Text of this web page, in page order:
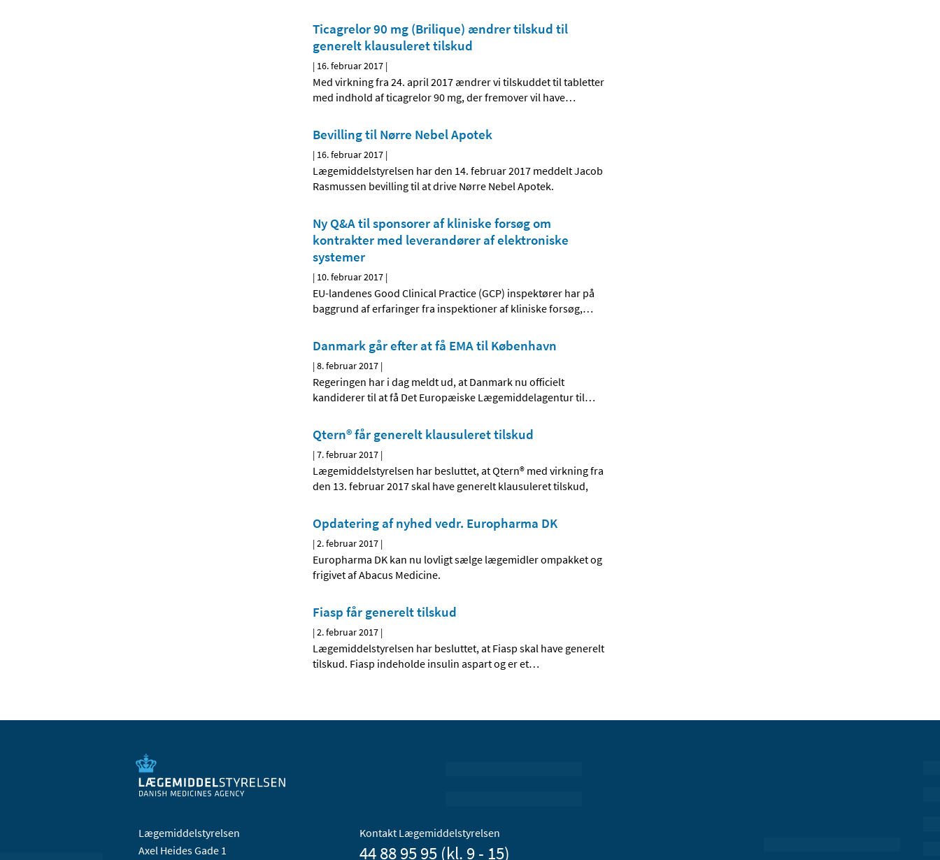
Ticagrelor 90 mg (Brilique) ændrer tilskud til
generelt klausuleret tilskud
| 16. februar 2017 |
Med virkning fra 24. april 2017 ændrer vi tilskuddet til tabletter
med indhold af ticagrelor 90 mg, der fremover vil have…
Bevilling til Nørre Nebel Apotek
| 16. februar 2017 |
Lægemiddelstyrelsen har den 14. februar 2017 meddelt Jacob
Rasmussen bevilling til at drive Nørre Nebel Apotek.
Ny Q&A til sponsorer af kliniske forsøg om
kontrakter med leverandører af elektroniske
systemer
| 10. februar 2017 |
EU-landenes Good Clinical Practice (GCP) inspektører har på
baggrund af erfaringer fra inspektioner af kliniske forsøg,…
Danmark går efter at få EMA til København
|8. februar 2017 |
Regeringen har i dag meldt ud, at Danmark nu officielt
kandiderer til at få Det Europæiske Lægemiddelagentur til…
Qtern® får generelt klausuleret tilskud
|7. februar 2017 |
Lægemiddelstyrelsen har besluttet, at Qtern® med virkning fra
den 13. februar 2017 skal have generelt klausuleret tilskud,
Opdatering af nyhed vedr. Europharma DK
|2. februar 2017 |
Europharma DK kan nu lovligt sælge lægemidler ompakket og
frigivet af Abacus Medicine.
Fiasp får generelt tilskud
|2. februar 2017 |
Lægemiddelstyrelsen har besluttet, at Fiasp skal have generelt
tilskud. Fiasp indeholde insulin aspart og er et…
Lægemiddelstyrelsen
Axel Heides Gade 1
Kontakt Lægemiddelstyrelsen
44 88 95 95 (kl. 9 - 15)